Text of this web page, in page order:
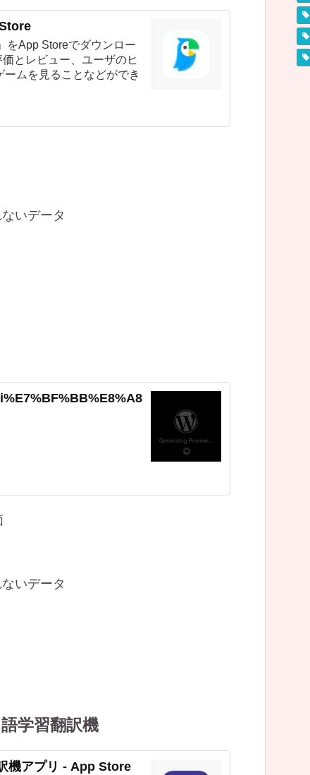
をApp Storeでダウンロー
とレビュー、ユーザのヒ
ムを見ることなどができ
いデータ
いデータ
学習翻訳機
機アプリ - App Store